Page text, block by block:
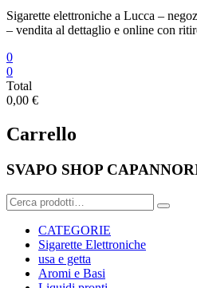
Sigarette elettroniche a Lucca –
– vendita al dettaglio e online con
0
0
Total
0,00 €
Carrello
SVAPO SHOP
Cerca:
CATEGORIE
Sigarette Elettroniche
usa e getta
Aromi e Basi